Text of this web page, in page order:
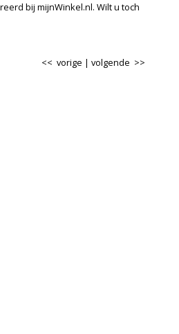
bij mijnWinkel.nl. Wilt u toch
volgende >>
<< vorige |